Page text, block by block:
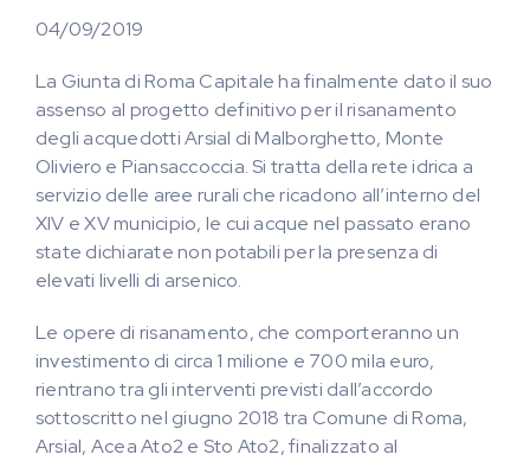
04/09/2019
La Giunta di Roma Capitale ha finalmente dato il suo
assenso al progetto definitivo per il risanamento
degli acquedotti Arsial di Malborghetto, Monte
Oliviero e Piansaccoccia. Si tratta della rete idrica a
servizio delle aree rurali che ricadono all’interno del
XIV e XV municipio, le cui acque nel passato erano
state dichiarate non potabili per la presenza di
elevati livelli di arsenico.
Le opere di risanamento, che comporteranno un
investimento di circa 1 milione e 700 mila euro,
rientrano tra gli interventi previsti dall’accordo
sottoscritto nel giugno 2018 tra Comune di Roma,
Arsial, Acea Ato2 e Sto Ato2, finalizzato al